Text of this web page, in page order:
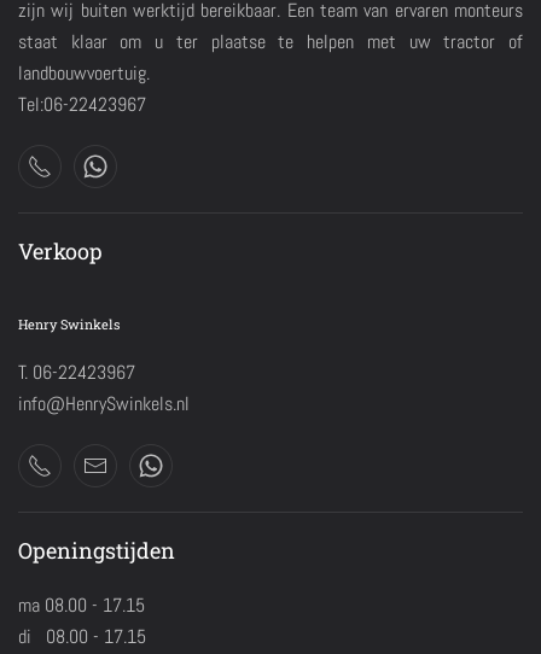
zijn wij buiten werktijd bereikbaar. Een team van ervaren monteurs
staat klaar om u ter plaatse te helpen met uw tractor of
landbouwvoertuig.
Tel:06-22423967
Verkoop
Henry Swinkels
T. 06-22423967
info@HenrySwinkels.nl
Openingstijden
ma 08.00 - 17.15
di 08.00 - 17.15